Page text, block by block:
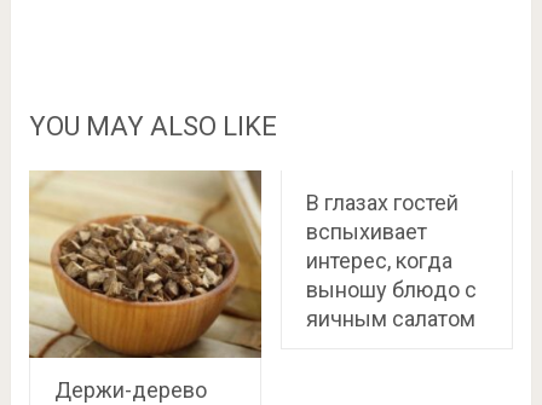
YOU MAY ALSO LIKE
Держи-дерево
В глазах гостей
вспыхивает
интерес, когда
выношу блюдо с
яичным салатом